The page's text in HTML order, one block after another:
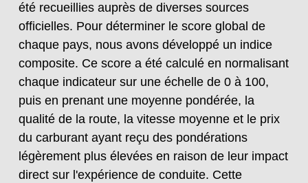
été recueillies auprès de diverses sources
officielles. Pour déterminer le score global de
chaque pays, nous avons développé un indice
composite. Ce score a été calculé en normalisant
chaque indicateur sur une échelle de 0 à 100,
puis en prenant une moyenne pondérée, la
qualité de la route, la vitesse moyenne et le prix
du carburant ayant reçu des pondérations
légèrement plus élevées en raison de leur impact
direct sur l'expérience de conduite. Cette